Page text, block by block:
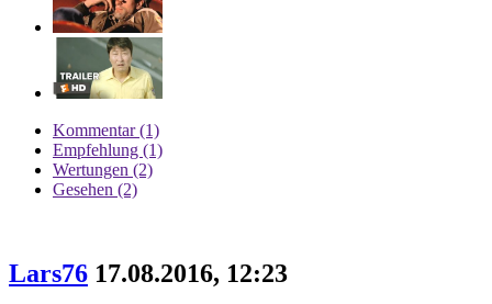
Kommentar (1)
Empfehlung (1)
Wertungen (2)
Gesehen (2)
Lars76 17.08.2016, 12:23